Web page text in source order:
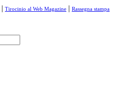
| Tirocinio al Web Magazine | Rassegna stampa